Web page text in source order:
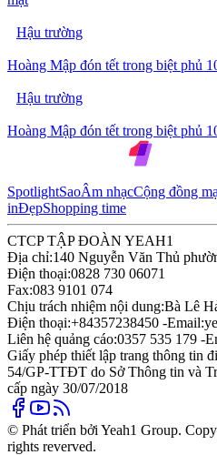
Hậu trường
Hoàng Mập đón tết trong biệt phủ
Hậu trường
Hoàng Mập đón tết trong biệt phủ
SpotlightSaoÂm nhạcCộng đồng
inĐẹpShopping time
CTCP TẬP ĐOÀN YEAH1
Địa chỉ:140 Nguyễn Văn Thủ
Điện thoại:0828 730 06071
Fax:083 9101 074
Chịu trách nhiệm nội dung:Bà Lê
Điện thoại:+84357238450 -Email:
Liên hệ quảng cáo:0357 535 179 -
Giấy phép thiết lập trang thông tin
54/GP-TTĐT do Sở Thông tin và
cấp ngày 30/07/2018
© Phát triển bởi Yeah1 Group.
rights reverved.